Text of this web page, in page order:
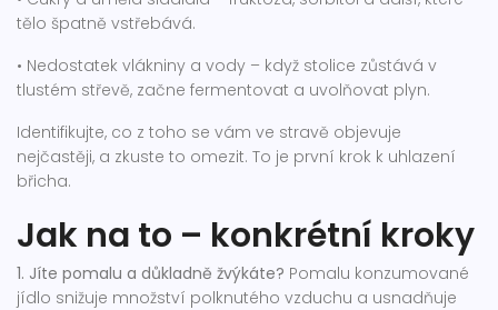
tělo špatně vstřebává.
• Nedostatek vlákniny a vody – když stolice zůstává v
tlustém střevě, začne fermentovat a uvolňovat plyn.
Identifikujte, co z toho se vám ve stravě objevuje
nejčastěji, a zkuste to omezit. To je první krok k uhlazení
břicha.
Jak na to – konkrétní kroky
1. Jíte pomalu a důkladně žvýkáte? Pomalu konzumované
jídlo snižuje množství polknutého vzduchu a usnadňuje